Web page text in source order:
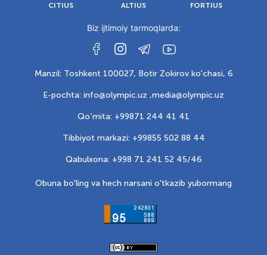
CITIUS ALTIUS FORTIUS
Biz ijtimoiy tarmoqlarda:
Manzil: Toshkent 100027, Botir Zokirov ko'chasi, 6
E-pochta: info@olympic.uz ,media@olympic.uz
Qo‘mita: +99871 244 41 41
Tibbiyot markazi: +99855 502 88 44
Qabulxona: +998 71 241 52 45/46
Obuna bo'ling va hech narsani o'tkazib yubormang